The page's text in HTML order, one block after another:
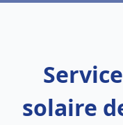
solaire